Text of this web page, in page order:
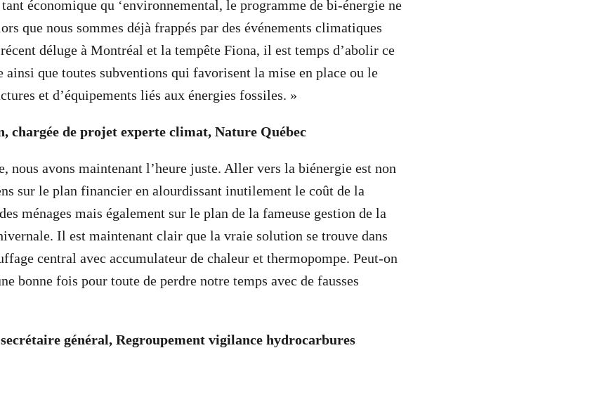
économique qu ‘environnemental, le programme de bi-énergie ne
que nous sommes déjà frappés par des événements climatiques
déluge à Montréal et la tempête Fiona, il est temps d’abolir ce
ainsi que toutes subventions qui favorisent la mise en place ou le
et d’équipements liés aux énergies fossiles. »
chargée de projet experte climat, Nature Québec
nous avons maintenant l’heure juste. Aller vers la biénergie est non
sur le plan financier en alourdissant inutilement le coût de la
ménages mais également sur le plan de la fameuse gestion de la
Il est maintenant clair que la vraie solution se trouve dans
central avec accumulateur de chaleur et thermopompe. Peut-on
bonne fois pour toute de perdre notre temps avec de fausses
secrétaire général, Regroupement vigilance hydrocarbures